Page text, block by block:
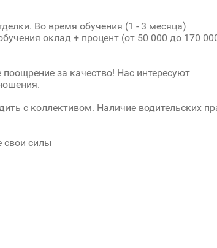
Во время обучения (1 - 3 месяца)
оклад + процент (от 50 000 до 170
за качество! Нас интересуют
с коллективом. Наличие водительских
свои силы